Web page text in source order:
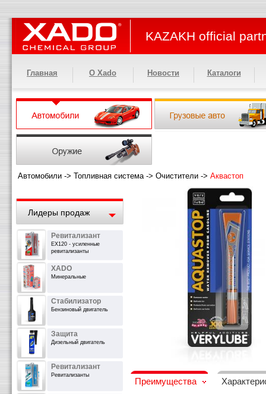
KAZAKH official
Главная О Xado Новости Каталоги
Автомобили -> Топливная система-> Очистители -> Аквастоп
Лидеры продаж
Ревитализант
EX120 - усиленные
ревитализанты
XADO
Минеральные
Стабилизатор
Бензиновый двигатель
Защита
Дизельный двигатель
Ревитализант
Ревитализанты
Преимущества